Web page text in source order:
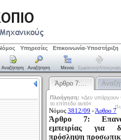
Υπηρεσίες Επικοινωνία-Υποστήριξη
Αναζήτηση Αναζήτηση Μενού Εμφάνιση/απόκρυψη
Άρθρο 7:…